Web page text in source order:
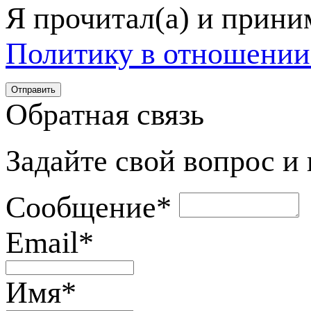
Я прочитал(а) и
Политику в
Обратная связь
Задайте свой вопрос
Сообщение*
Email*
Имя*